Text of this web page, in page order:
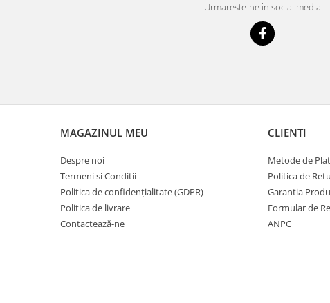
Urmareste-ne in social media
MAGAZINUL MEU
Despre noi
Termeni si Conditii
Politica de confidențialitate (GDPR)
Politica de livrare
Contactează-ne
CLIENTI
Metode de
Politica de
Garantia
Formular de
ANPC